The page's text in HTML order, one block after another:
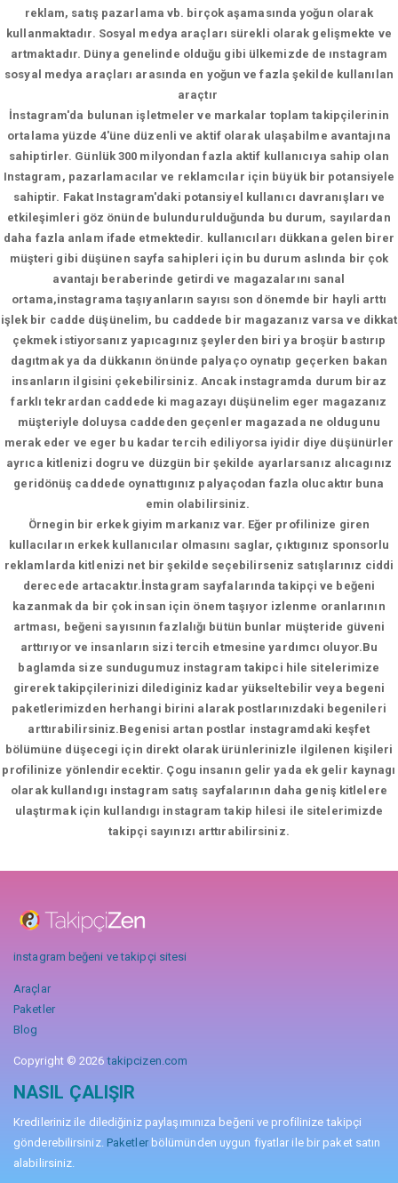
reklam, satış pazarlama vb. birçok aşamasında yoğun olarak
kullanmaktadır. Sosyal medya araçları sürekli olarak gelişmekte ve
artmaktadır. Dünya genelinde olduğu gibi ülkemizde de ınstagram
sosyal medya araçları arasında en yoğun ve fazla şekilde kullanılan
araçtır
İnstagram'da bulunan işletmeler ve markalar toplam takipçilerinin
ortalama yüzde 4'üne düzenli ve aktif olarak ulaşabilme avantajına
sahiptirler. Günlük 300 milyondan fazla aktif kullanıcıya sahip olan
Instagram, pazarlamacılar ve reklamcılar için büyük bir potansiyele
sahiptir. Fakat Instagram'daki potansiyel kullanıcı davranışları ve
etkileşimleri göz önünde bulundurulduğunda bu durum, sayılardan
daha fazla anlam ifade etmektedir. kullanıcıları dükkana gelen birer
müşteri gibi düşünen sayfa sahipleri için bu durum aslında bir çok
avantajı beraberinde getirdi ve magazalarını sanal
ortama,instagrama taşıyanların sayısı son dönemde bir hayli arttı
işlek bir cadde düşünelim, bu caddede bir magazanız varsa ve dikkat
çekmek istiyorsanız yapıcagınız şeylerden biri ya broşür bastırıp
dagıtmak ya da dükkanın önünde palyaço oynatıp geçerken bakan
insanların ilgisini çekebilirsiniz. Ancak instagramda durum biraz
farklı tekrardan caddede ki magazayı düşünelim eger magazanız
müşteriyle doluysa caddeden geçenler magazada ne oldugunu
merak eder ve eger bu kadar tercih ediliyorsa iyidir diye düşünürler
ayrıca kitlenizi dogru ve düzgün bir şekilde ayarlarsanız alıcagınız
geridönüş caddede oynattıgınız palyaçodan fazla olucaktır buna
emin olabilirsiniz.
Örnegin bir erkek giyim markanız var. Eğer profilinize giren
kullacıların erkek kullanıcılar olmasını saglar, çıktıgınız sponsorlu
reklamlarda kitlenizi net bir şekilde seçebilirseniz satışlarınız ciddi
derecede artacaktır.İnstagram sayfalarında takipçi ve beğeni
kazanmak da bir çok insan için önem taşıyor izlenme oranlarının
artması, beğeni sayısının fazlalığı bütün bunlar müşteride güveni
arttırıyor ve insanların sizi tercih etmesine yardımcı oluyor.Bu
baglamda size sundugumuz instagram takipci hile sitelerimize
girerek takipçilerinizi dilediginiz kadar yükseltebilir veya begeni
paketlerimizden herhangi birini alarak postlarınızdaki begenileri
arttırabilirsiniz.Begenisi artan postlar instagramdaki keşfet
bölümüne düşecegi için direkt olarak ürünlerinizle ilgilenen kişileri
profilinize yönlendirecektir. Çogu insanın gelir yada ek gelir kaynagı
olarak kullandıgı instagram satış sayfalarının daha geniş kitlelere
ulaştırmak için kullandıgı instagram takip hilesi ile sitelerimizde
takipçi sayınızı arttırabilirsiniz.
instagram beğeni ve takipçi sitesi
Araçlar
Paketler
Blog
Copyright © 2026takipcizen.com
NASIL ÇALIŞIR
Kredileriniz ile dilediğiniz paylaşımınıza beğeni ve profilinize takipçi
gönderebilirsiniz. Paketlerbölümünden uygun fiyatlar ile bir paket satın
alabilirsiniz.